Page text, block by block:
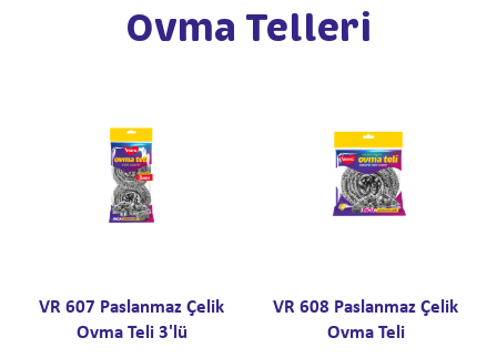
Ovma Telleri
VR 607 Paslanmaz Çelik
Ovma Teli 3'lü
VR 608 Paslanmaz Çelik
Ovma Teli